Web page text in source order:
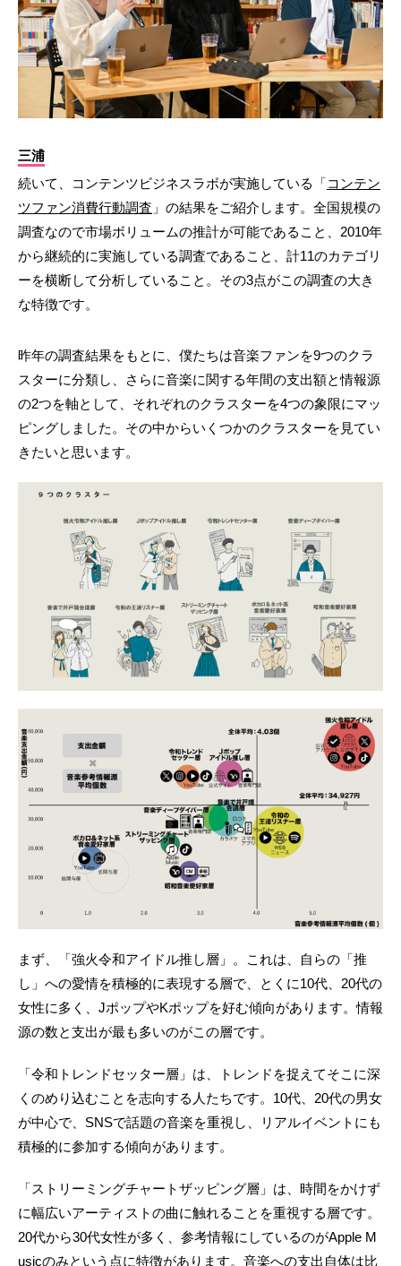
三浦
続いて、コンテンツビジネスラボが実施している「 コンテン
ツファン消費行動調査 」の結果をご紹介します。全国規模の
調査なので市場ボリュームの推計が可能であること、2010年
から継続的に実施している調査であること、計11のカテゴリ
ーを横断して分析していること。その3点がこの調査の大き
な特徴です。
昨年の調査結果をもとに、僕たちは音楽ファンを9つのクラ
スターに分類し、さらに音楽に関する年間の支出額と情報源
の2つを軸として、それぞれのクラスターを4つの象限にマッ
ピングしました。その中からいくつかのクラスターを見てい
きたいと思います。
まず、「強火令和アイドル推し層」。これは、自らの「推
し」への愛情を積極的に表現する層で、とくに10代、20代の
女性に多く、JポップやKポップを好む傾向があります。情報
源の数と支出が最も多いのがこの層です。
「令和トレンドセッター層」は、トレンドを捉えてそこに深
くのめり込むことを志向する人たちです。10代、20代の男女
が中心で、SNSで話題の音楽を重視し、リアルイベントにも
積極的に参加する傾向があります。
「ストリーミングチャートザッピング層」は、時間をかけず
に幅広いアーティストの曲に触れることを重視する層です。
20代から30代女性が多く、参考情報にしているのがApple M
usicのみという点に特徴があります。音楽への支出自体は比